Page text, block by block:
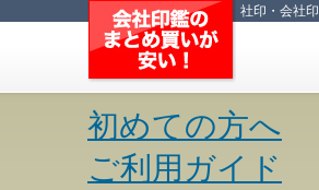
社印・会社印
初めての方へ
ご利用ガイド